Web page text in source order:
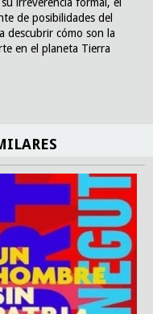
de posibilidades del
descubrir cómo son la
en el planeta Tierra